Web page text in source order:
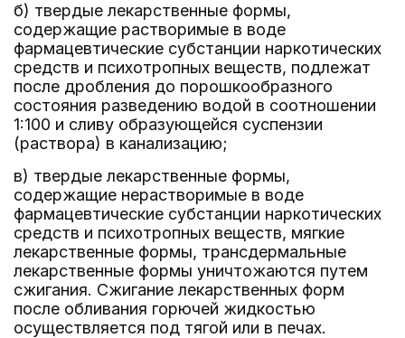
б) твердые лекарственные формы,
содержащие растворимые в воде
фармацевтические субстанции наркотических
средств и психотропных веществ, подлежат
после дробления до порошкообразного
состояния разведению водой в соотношении
1:100 и сливу образующейся суспензии
(раствора) в канализацию;
в) твердые лекарственные формы,
содержащие нерастворимые в воде
фармацевтические субстанции наркотических
средств и психотропных веществ, мягкие
лекарственные формы, трансдермальные
лекарственные формы уничтожаются путем
сжигания. Сжигание лекарственных форм
после обливания горючей жидкостью
осуществляется под тягой или в печах.